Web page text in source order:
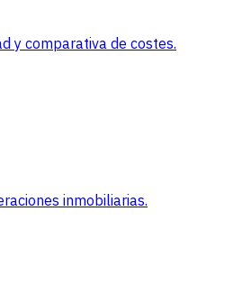
y comparativa de costes.
inmobiliarias.